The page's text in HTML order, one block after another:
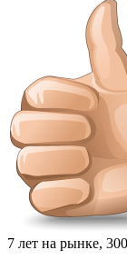
7 лет на рынке,